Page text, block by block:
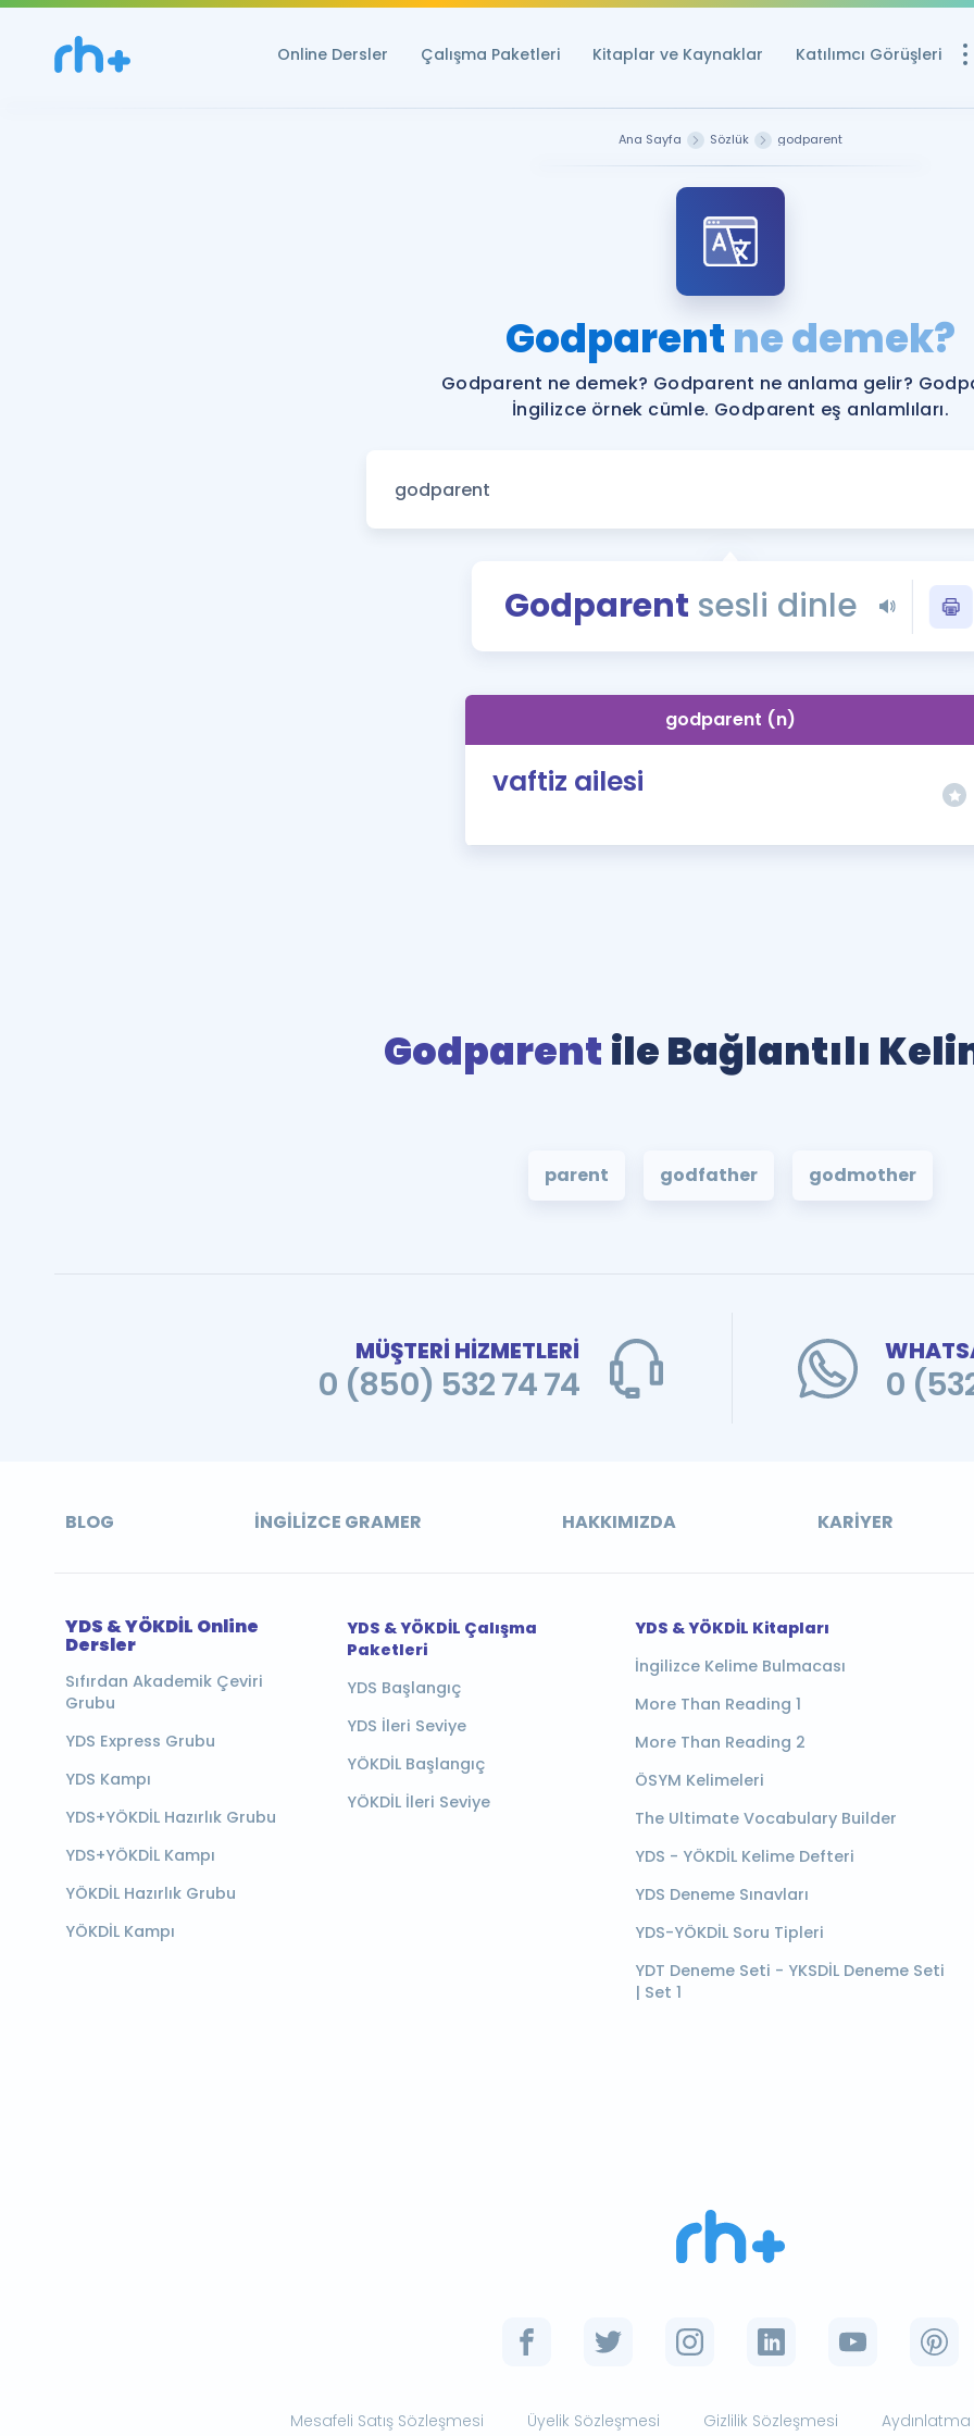
Online Dersler Çalışma Paketleri Kitaplar ve Kaynaklar Katılımcı Görüşleri
Ücretsiz
YDS ve YÖKDİL
YDS ve YÖKDİL'e
Tüm ÖSYM
YDS - YÖKDİL
İngilizce
Ana Sayfa Sözlük godparent
Godparentne demek?
Godparent ne demek? Godparent ne anlama gelir?
İngilizce örnek cümle. Godparent eş anlamlıları.
Godparent sesli dinle
godparent (n)
vaftiz ailesi
Godparent ile Bağlantılı
parent godfather godmother
MÜŞTERİ HİZMETLERİ
0 (850) 532 74 74 0
BLOG İNGILIZCE GRAMER HAKKIMIZDA KARIYER
YDS & YÖKDİL Online
Dersler
Sıfırdan Akademik Çeviri
Grubu
YDS Express Grubu
YDS Kampı
YDS+YÖKDİL Hazırlık Grubu
YDS+YÖKDİL Kampı
YÖKDİL Hazırlık Grubu
YÖKDİL Kampı
YDS & YÖKDİL Çalışma
Paketleri
YDS Başlangıç
YDS İleri Seviye
YÖKDİL Başlangıç
YÖKDİL İleri Seviye
YDS & YÖKDİL Kitapları
İngilizce Kelime Bulmacası
More Than Reading 1
More Than Reading 2
ÖSYM Kelimeleri
The Ultimate Vocabulary Builder
YDS - YÖKDİL Kelime Defteri
YDS Deneme Sınavları
YDS-YÖKDİL Soru Tipleri
YDT Deneme Seti - YKSDİL Deneme Seti
| Set 1
Mesafeli Satış Sözleşmesi Üyelik Sözleşmesi Gizlilik Sözleşmesi